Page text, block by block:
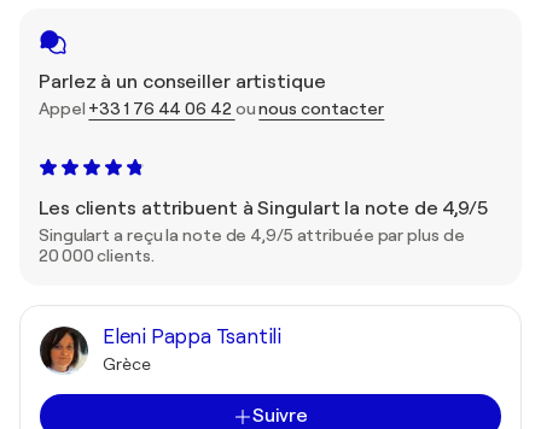
Parlez à un conseiller artistique
Appel +33 1 76 44 06 42ounous contacter
Les clients attribuent à Singulart la note de 4,9/5
Singulart a reçu la note de 4,9/5 attribuée par plus de
20 000 clients.
Eleni Pappa Tsantili
Grèce
Suivre